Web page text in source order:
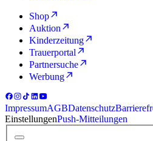
Shop
Auktion
Kinderzeitung
Trauerportal
Partnersuche
Werbung
ImpressumAGBDatenschutz
EinstellungenPush-Mitteilungen